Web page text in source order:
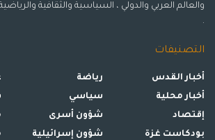
والعالم العربي والدولي ، السياسية والثقافية
.
التصنيفات
أخبار القدس
أخبار محلية
إقتصاد
بودكاست غزة
رياضة
سياسي
شؤون أسرى
شؤون إسرائيلية